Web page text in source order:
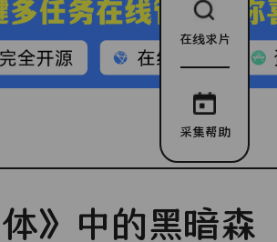
》中的黑暗森
在线求片
采集帮助